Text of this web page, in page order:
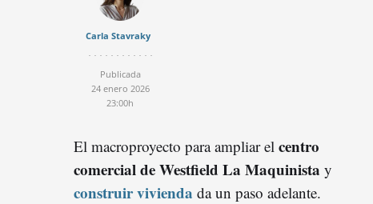
Carla Stavraky
Publicada
24 enero 2026
23:00h
El macroproyecto para ampliar el centro
comercial de Westfield La Maquinista y
construir vivienda da un paso adelante.